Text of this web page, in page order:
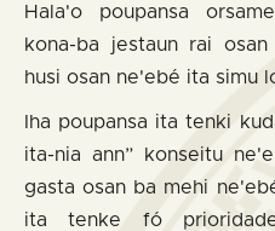
Hala'o poupansa
kona-ba jestaun rai
husi osan ne'ebé ita simu
Iha poupansa ita tenki
ita-nia ann” konseitu
gasta osan ba mehi
ita tenke fó